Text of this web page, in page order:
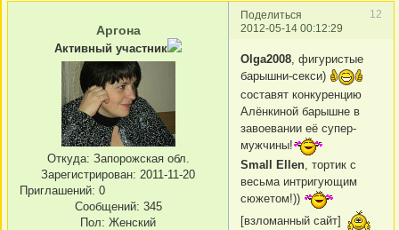
Поделиться
12
2012-05-14 00:12:29
Аргона
Активный участник
Откуда: Запорожская обл.
Зарегистрирован: 2011-11-20
Приглашений: 0
Сообщений: 345
Пол: Женский
Olga2008, фигуристые
барышни-секси)
составят конкуренцию
Алёнкиной барышне в
завоевании её супер-
мужчины!
Small Ellen , тортик с
весьма интригующим
сюжетом!))
[взломанный сайт]